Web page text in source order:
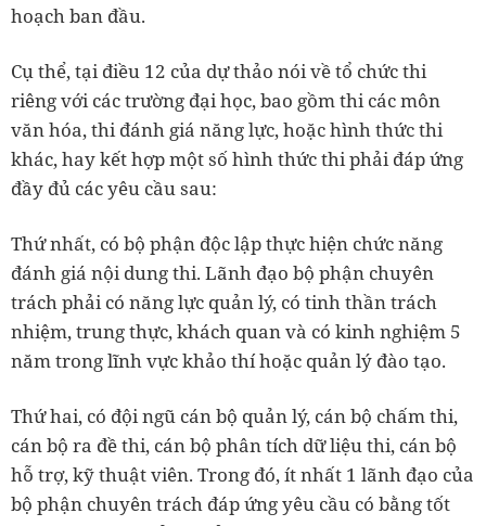
hoạch ban đầu.
Cụ thể, tại điều 12 của dự thảo nói về tổ chức thi
riêng với các trường đại học, bao gồm thi các môn
văn hóa, thi đánh giá năng lực, hoặc hình thức thi
khác, hay kết hợp một số hình thức thi phải đáp ứng
đầy đủ các yêu cầu sau:
Thứ nhất, có bộ phận độc lập thực hiện chức năng
đánh giá nội dung thi. Lãnh đạo bộ phận chuyên
trách phải có năng lực quản lý, có tinh thần trách
nhiệm, trung thực, khách quan và có kinh nghiệm 5
năm trong lĩnh vực khảo thí hoặc quản lý đào tạo.
Thứ hai, có đội ngũ cán bộ quản lý, cán bộ chấm thi,
cán bộ ra đề thi, cán bộ phân tích dữ liệu thi, cán bộ
hỗ trợ, kỹ thuật viên. Trong đó, ít nhất 1 lãnh đạo của
bộ phận chuyên trách đáp ứng yêu cầu có bằng tốt